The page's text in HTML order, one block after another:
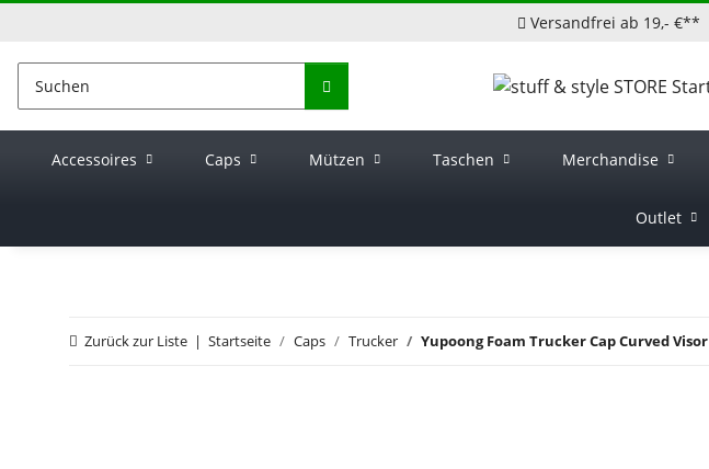
Versandfrei ab 19,- €**
Accessoires Caps Mützen Taschen Merchandise
Outlet
Zurück zur Liste Startseite Caps Trucker Yupoong Foam Trucker Cap Curved Visor